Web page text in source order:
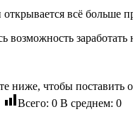
всё больше
возможность заработать
ниже, чтобы поставить
Всего: 0В среднем: 0